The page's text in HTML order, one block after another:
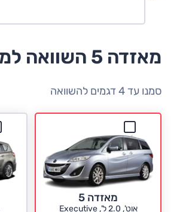
מאזדה 5 השוואה למתחרים
סמנו עד 4 דגמים להשוואה
מאזדה 5
אוט', 2.0 ל', Executive